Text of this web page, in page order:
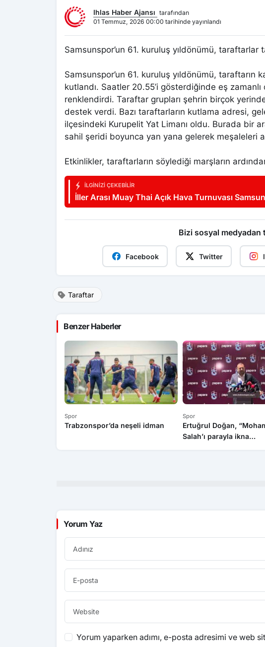
Ihlas Haber Ajansı tarafından
01 Temmuz, 2026 00:00 tarihinde yayınlandı
Samsunspor’un 61. kuruluş yıldönümü, taraftarlar
Samsunspor’un 61. kuruluş yıldönümü, taraftarın
kutlandı. Saatler 20.55’i gösterdiğinde eş
renklendirdi. Taraftar grupları şehrin birçok
destek verdi. Bazı taraftarların kutlama adresi,
ilçesindeki Kurupelit Yat Limanı oldu. Burada bir
sahil şeridi boyunca yan yana gelerek meşaleleri
Etkinlikler, taraftarların söylediği marşların
İLGINIZI ÇEKEBILIR
İller Arası Muay Thai Açık Hava Turnuvası
Bizi sosyal medyadan
Facebook Twitter
Taraftar
Benzer Haberler
Spor
Trabzonspor’da neşeli idman
Spor
Ertuğrul Doğan,
Salah’ı parayla ikna
Yorum Yaz
Yorum yaparken adımı, e-posta adresimi ve web